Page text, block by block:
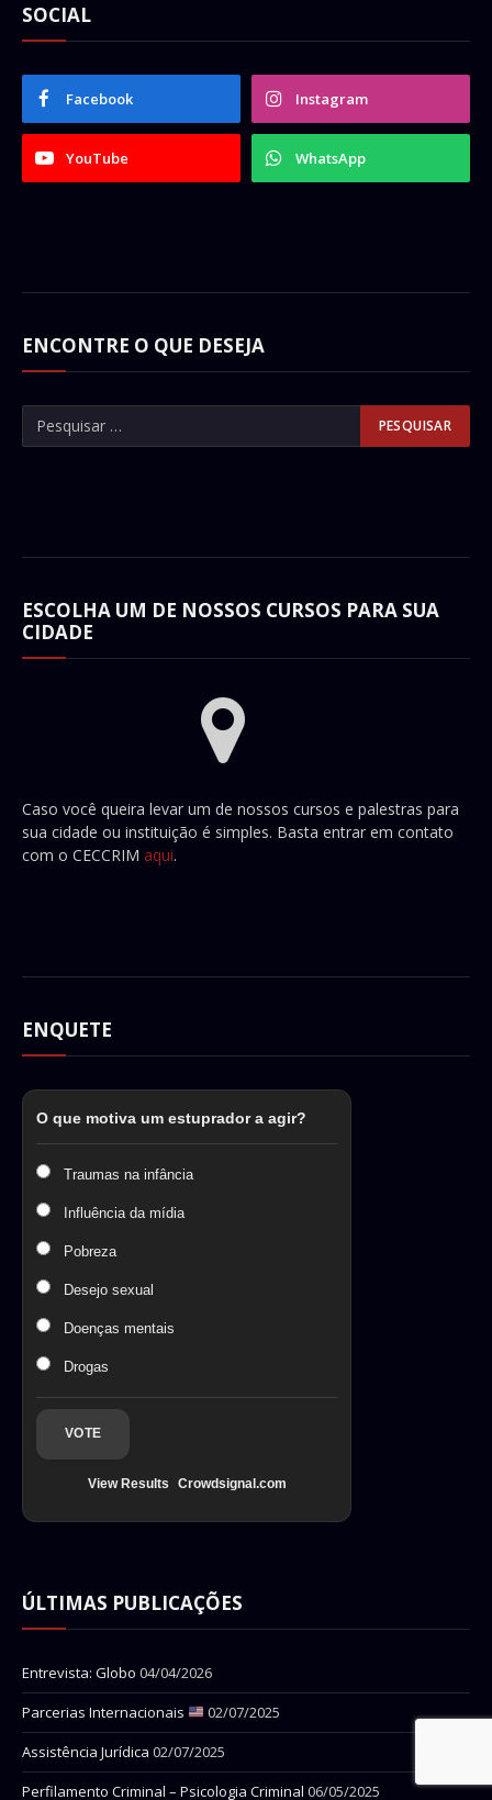
SOCIAL
Facebook Instagram
YouTube WhatsApp
ENCONTRE O QUE DESEJA
ESCOLHA UM DE NOSSOS CURSOS PARA SUA
CIDADE
Caso você queira levar um de nossos cursos e palestras para
sua cidade ou instituição é simples. Basta entrar em contato
com o CECCRIM aqui.
ENQUETE
O que motiva um estuprador a agir?
Traumas na infância
Influência da mídia
Pobreza
Desejo sexual
Doenças mentais
Drogas
VOTE
View Results Crowdsignal.com
ÚLTIMAS PUBLICAÇÕES
Entrevista: Globo 04/04/2026
Parcerias Internacionais
02/07/2025
Assistência Jurídica 02/07/2025
Perfilamento Criminal – Psicologia Criminal 06/05/2025